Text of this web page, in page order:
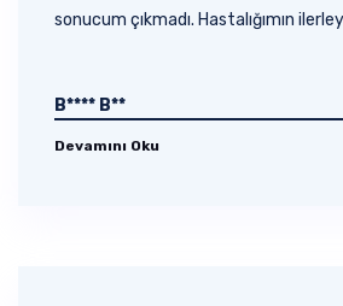
sonucum çıkmadı. Hastalığımın
B**** B**
Devamını Oku